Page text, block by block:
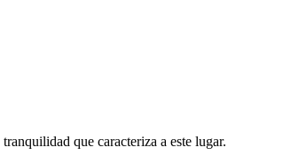
que caracteriza a este lugar.